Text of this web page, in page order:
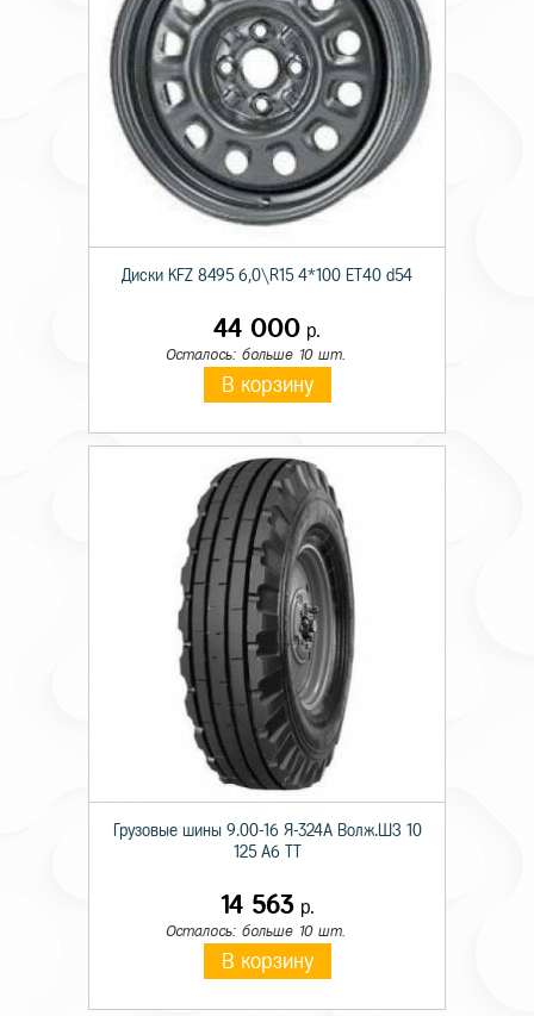
Диски KFZ 8495 6,0\R15 4*100 ET40 d54
44 000 р.
Осталось: больше 10 шт.
В корзину
Грузовые шины 9.00-16 Я-324А Волж.ШЗ 10
125 A6 TT
14 563р.
Осталось: больше 10 шт.
В корзину